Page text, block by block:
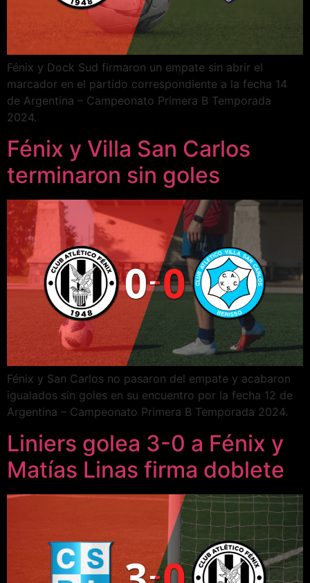
Fénix y Dock Sud firmaron un empate sin abrir el
marcador en el partido correspondiente a la fecha 14
de Argentina – Campeonato Primera B Temporada
2024.
Fénix y Villa San Carlos
terminaron sin goles
Fénix y San Carlos no pasaron del empate y acabaron
igualados sin goles en su encuentro por la fecha 12 de
Argentina – Campeonato Primera B Temporada 2024.
Liniers golea 3-0 a Fénix y
Matías Linas firma doblete